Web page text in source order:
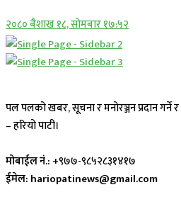
२०८० बैशाख १८, सोमबार १७:५२
पल पलको खबर, सूचना र मनोरञ्जन प्रदान गर्ने र
– हरियो पाटी।
मोबाईल नं.: +९७७-९८५२८३१४१७
ईमेल: hariopatinews@gmail.com